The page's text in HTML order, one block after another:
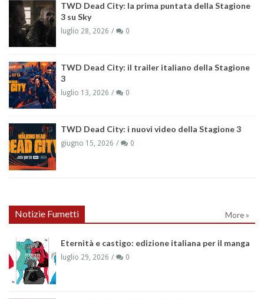
TWD Dead City: la prima puntata della Stagione
3 su Sky
luglio 28, 2026 0
TWD Dead City: il trailer italiano della Stagione
3
luglio 13, 2026 0
TWD Dead City: i nuovi video della Stagione 3
giugno 15, 2026 0
Notizie Fumetti More »
Eternità e castigo: edizione italiana per il manga
luglio 29, 2026 0